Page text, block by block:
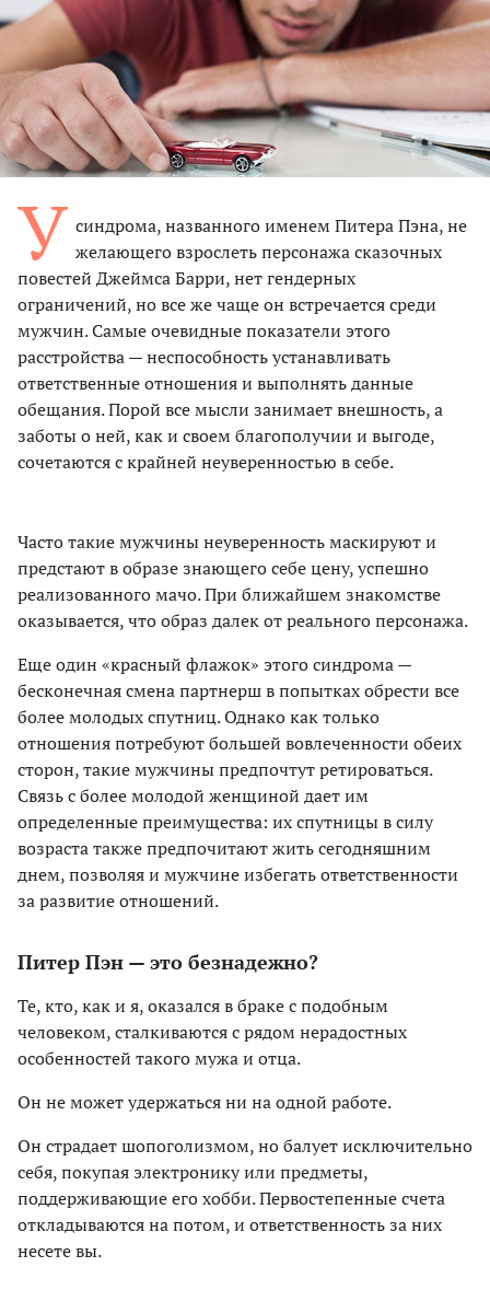
У синдрома, названного именем Питера Пэна, не
желающего взрослеть персонажа сказочных
повестей Джеймса Барри, нет гендерных
ограничений, но все же чаще он встречается среди
мужчин. Самые очевидные показатели этого
расстройства — неспособность устанавливать
ответственные отношения и выполнять данные
обещания. Порой все мысли занимает внешность, а
заботы о ней, как и своем благополучии и выгоде,
сочетаются с крайней неуверенностью в себе.
Часто такие мужчины неуверенность маскируют и
предстают в образе знающего себе цену, успешно
реализованного мачо. При ближайшем знакомстве
оказывается, что образ далек от реального персонажа.
Еще один «красный флажок» этого синдрома —
бесконечная смена партнерш в попытках обрести все
более молодых спутниц. Однако как только
отношения потребуют большей вовлеченности обеих
сторон, такие мужчины предпочтут ретироваться.
Связь с более молодой женщиной дает им
определенные преимущества: их спутницы в силу
возраста также предпочитают жить сегодняшним
днем, позволяя и мужчине избегать ответственности
за развитие отношений.
Питер Пэн — это безнадежно?
Те, кто, как и я, оказался в браке с подобным
человеком, сталкиваются с рядом нерадостных
особенностей такого мужа и отца.
Он не может удержаться ни на одной работе.
Он страдает шопоголизмом, но балует исключительно
себя, покупая электронику или предметы,
поддерживающие его хобби. Первостепенные счета
откладываются на потом, и ответственность за них
несете вы.